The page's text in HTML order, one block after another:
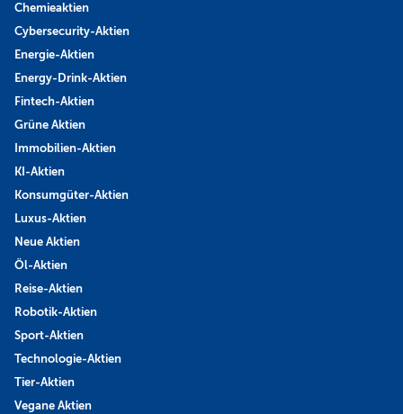
Chemieaktien
Cybersecurity-Aktien
Energie-Aktien
Energy-Drink-Aktien
Fintech-Aktien
Grüne Aktien
Immobilien-Aktien
KI-Aktien
Konsumgüter-Aktien
Luxus-Aktien
Neue Aktien
Öl-Aktien
Reise-Aktien
Robotik-Aktien
Sport-Aktien
Technologie-Aktien
Tier-Aktien
Vegane Aktien